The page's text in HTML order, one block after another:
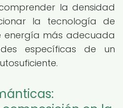
la densidad
la tecnología de
energía más adecuada
específicas de un